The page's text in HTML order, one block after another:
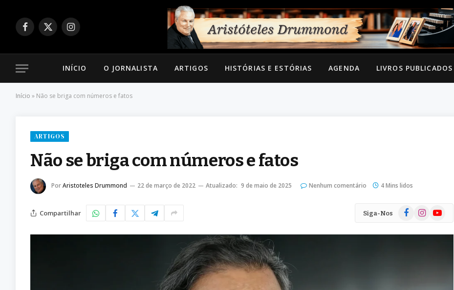
Facebook
X
Instagram
INÍCIO O JORNALISTA ARTIGOS HISTÓRIAS E ESTÓRIAS AGENDA LIVROS PUBLICADOS
Início » Não se briga com números e fatos
ARTIGOS
Não se briga com números e fatos
PorAristoteles Drummond 22 de março de 2022 Atualizado: 9 de maio de 2025 Nenhum comentário 4 Mins lidos
Compartilhar Siga-Nos FacebookInstagramYouTube